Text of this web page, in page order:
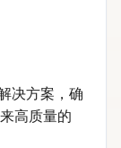
决方案，确
高质量的